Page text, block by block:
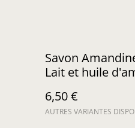
Savon
Lait et huile
6,50 €
AUTRES VARIANTES